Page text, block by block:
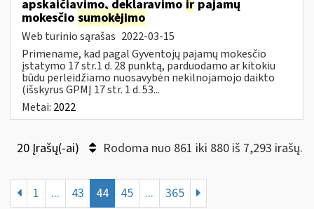
apskaičiavimo, deklaravimo ir pajamų
mokesčio sumokėjimo
Web turinio sąrašas 2022-03-15
Primename, kad pagal Gyventojų pajamų mokesčio
įstatymo 17 str.1 d. 28 punktą, parduodamo ar kitokiu
būdu perleidžiamo nuosavybėn nekilnojamojo daikto
(išskyrus GPMĮ 17 str. 1 d. 53...
Metai: 2022
20 Įrašų(-ai) Rodoma nuo 861 iki 880 iš 7,293 irašų.
1 ... 43 44 45 ... 365